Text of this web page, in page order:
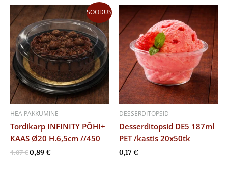
SOODUS
HEA PAKKUMINE
Tordikarp INFINITY PÕHI+
KAAS Ø20 H.6,5cm //450
1,07€
Algne
hind
oli:
1,07 €.
0,89€
Praegune
hind
on:
0,89 €.
DESSERDITOPSID
Desserditopsid DE5 187ml
PET /kastis 20x50tk
0,17€